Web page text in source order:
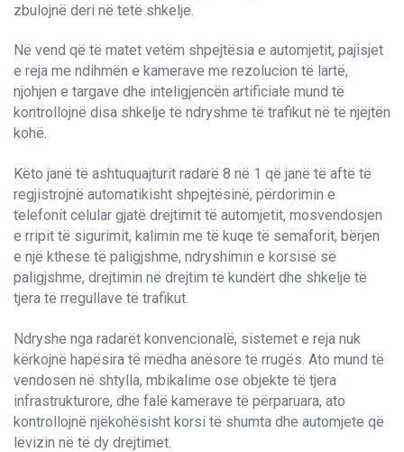
zbulojnë deri në tetë shkelje.
Në vend që të matet vetëm shpejtësia e automjetit, pajisjet
e reja me ndihmën e kamerave me rezolucion të lartë,
njohjen e targave dhe inteligjencën artificiale mund të
kontrollojnë disa shkelje të ndryshme të trafikut në të njëjtën
kohë.
Këto janë të ashtuquajturit radarë 8 në 1 që janë të aftë të
regjistrojnë automatikisht shpejtësinë, përdorimin e
telefonit celular gjatë drejtimit të automjetit, mosvendosjen
e rripit të sigurimit, kalimin me të kuqe të semaforit, bërjen
e një kthese të paligjshme, ndryshimin e korsisë së
paligjshme, drejtimin në drejtim të kundërt dhe shkelje të
tjera të rregullave të trafikut.
Ndryshe nga radarët konvencionalë, sistemet e reja nuk
kërkojnë hapësira të mëdha anësore të rrugës. Ato mund të
vendosen në shtylla, mbikalime ose objekte të tjera
infrastrukturore, dhe falë kamerave të përparuara, ato
kontrollojnë njëkohësisht korsi të shumta dhe automjete që
lëvizin në të dy drejtimet.